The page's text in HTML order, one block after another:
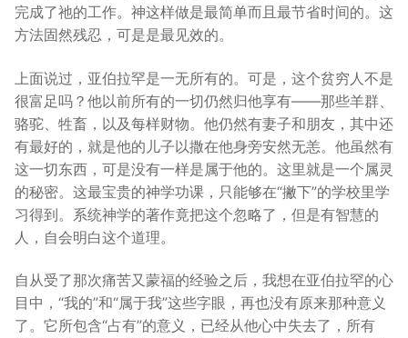
完成了祂的工作。神这样做是最简单而且最节省时间的。这
方法固然残忍，可是是最见效的。
上面说过，亚伯拉罕是一无所有的。可是，这个贫穷人不是
很富足吗？他以前所有的一切仍然归他享有——那些羊群、
骆驼、牲畜，以及每样财物。他仍然有妻子和朋友，其中还
有最好的，就是他的儿子以撒在他身旁安然无恙。他虽然有
这一切东西，可是没有一样是属于他的。这里就是一个属灵
的秘密。这最宝贵的神学功课，只能够在“撇下”的学校里学
习得到。系统神学的著作竟把这个忽略了，但是有智慧的
人，自会明白这个道理。
自从受了那次痛苦又蒙福的经验之后，我想在亚伯拉罕的心
目中，“我的”和“属于我”这些字眼，再也没有原来那种意义
了。它所包含“占有”的意义，已经从他心中失去了，所有